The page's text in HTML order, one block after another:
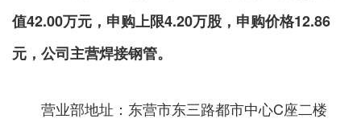
值42.00万元，申购上限4.20万股，申购价格12.86
元，公司主营焊接钢管。
营业部地址：东营市东三路都市中心C座二楼